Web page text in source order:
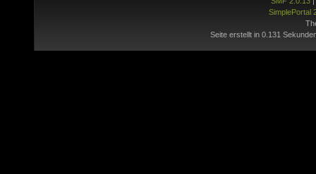
SimplePortal
Seite erstellt in 0.131